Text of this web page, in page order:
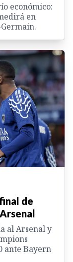
económico:
en
de
al Arsenal y
ante Bayern